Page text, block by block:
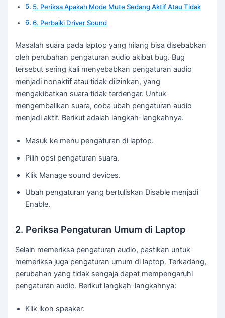
5. Periksa Apakah Mode Mute Sedang Aktif Atau Tidak
6. Perbaiki Driver Sound
Masalah suara pada laptop yang hilang bisa disebabkan
oleh perubahan pengaturan audio akibat bug. Bug
tersebut sering kali menyebabkan pengaturan audio
menjadi nonaktif atau tidak diizinkan, yang
mengakibatkan suara tidak terdengar. Untuk
mengembalikan suara, coba ubah pengaturan audio
menjadi aktif. Berikut adalah langkah-langkahnya.
Masuk ke menu pengaturan di laptop.
Pilih opsi pengaturan suara.
Klik Manage sound devices.
Ubah pengaturan yang bertuliskan Disable menjadi
Enable.
2. Periksa Pengaturan Umum di Laptop
Selain memeriksa pengaturan audio, pastikan untuk
memeriksa juga pengaturan umum di laptop. Terkadang,
perubahan yang tidak sengaja dapat mempengaruhi
pengaturan audio. Berikut langkah-langkahnya:
Klik ikon speaker.